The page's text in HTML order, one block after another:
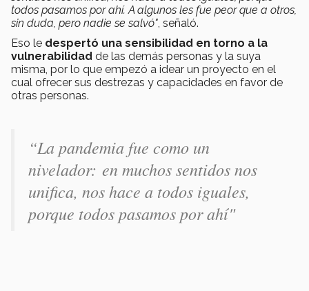
todos pasamos por ahí. A algunos les fue peor que a otros,
sin duda, pero nadie se salvó", señaló.
Eso le despertó una sensibilidad en torno a la
vulnerabilidad de las demás personas y la suya
misma, por lo que empezó a idear un proyecto en el
cual ofrecer sus destrezas y capacidades en favor de
otras personas.
“La pandemia fue como un
nivelador: en muchos sentidos nos
unifica, nos hace a todos iguales,
porque todos pasamos por ahí"